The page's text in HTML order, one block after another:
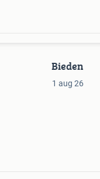
Bieden
1 aug 26